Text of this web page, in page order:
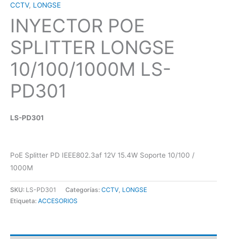
CCTV, LONGSE
INYECTOR POE
SPLITTER LONGSE
10/100/1000M LS-
PD301
LS-PD301
PoE Splitter PD IEEE802.3af 12V 15.4W Soporte 10/100 /
1000M
SKU: LS-PD301 Categorías: CCTV, LONGSE
Etiqueta: ACCESORIOS